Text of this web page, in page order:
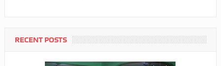
RECENT POSTS